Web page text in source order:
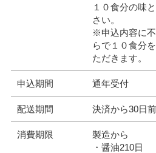
１０食分の味
さい。
※申込内容に
らで１０食分
ただきます。
申込期間 通年受付
配送期間 決済から30日
消費期限
製造から
・醤油210日